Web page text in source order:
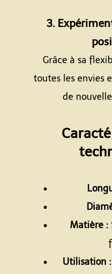
3.
Grâce à sa
toutes les envies
de
Matière :
Utilisation :